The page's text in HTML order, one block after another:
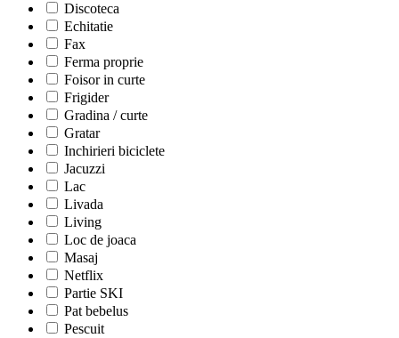
Discoteca
Echitatie
Fax
Ferma proprie
Foisor in curte
Frigider
Gradina / curte
Gratar
Inchirieri biciclete
Jacuzzi
Lac
Livada
Living
Loc de joaca
Masaj
Netflix
Partie SKI
Pat bebelus
Pescuit